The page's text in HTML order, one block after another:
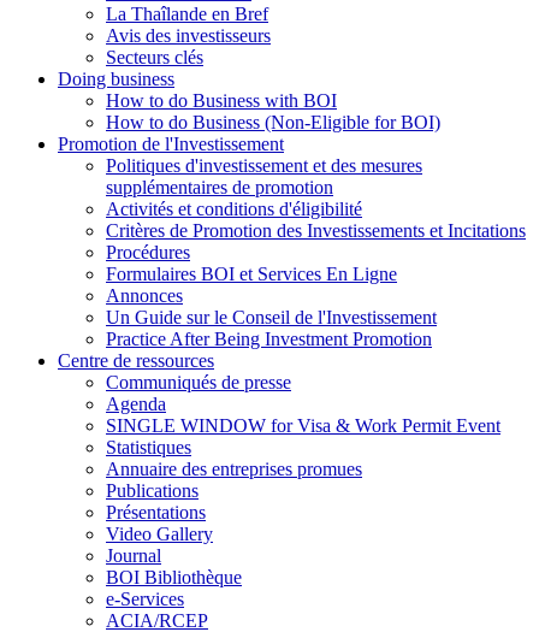
La Thaîlande en Bref
Avis des investisseurs
Secteurs clés
Doing business
How to do Business with BOI
How to do Business (Non-Eligible for BOI)
Promotion de l'Investissement
Politiques d'investissement et des mesures
supplémentaires de promotion
Activités et conditions d'éligibilité
Critères de Promotion des Investissements et Incitations
Procédures
Formulaires BOI et Services En Ligne
Annonces
Un Guide sur le Conseil de l'Investissement
Practice After Being Investment Promotion
Centre de ressources
Communiqués de presse
Agenda
SINGLE WINDOW for Visa & Work Permit Event
Statistiques
Annuaire des entreprises promues
Publications
Présentations
Video Gallery
Journal
BOI Bibliothèque
e-Services
ACIA/RCEP